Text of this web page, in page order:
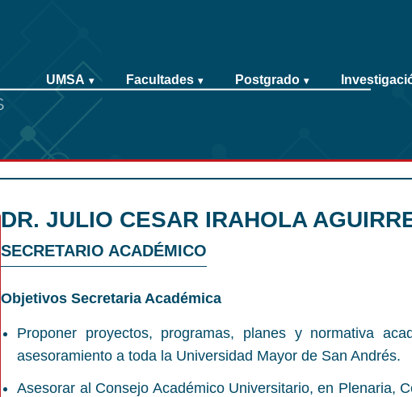
UMSA ▾ Facultades ▾ Postgrado ▾
DR. JULIO CESAR IRAHOLA
SECRETARIO ACADÉMICO
Objetivos Secretaria Académica
Proponer proyectos, programas, planes y normativa
asesoramiento a toda la Universidad Mayor de San Andrés.
Asesorar al Consejo Académico Universitario, en Plenaria,